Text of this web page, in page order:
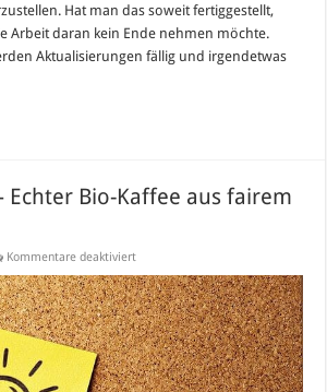
Hat man das soweit fertiggestellt,
Arbeit daran kein Ende nehmen möchte.
Aktualisierungen fällig und irgendetwas
Echter Bio-Kaffee aus fairem
Kommentare deaktiviertfür
Circle
–
Echter
Bio-
Kaffee
aus
fairem
Handel